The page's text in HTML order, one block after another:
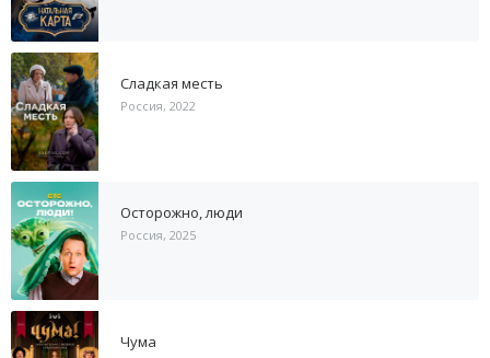
Сладкая месть
Россия, 2022
Осторожно, люди
Россия, 2025
Чума